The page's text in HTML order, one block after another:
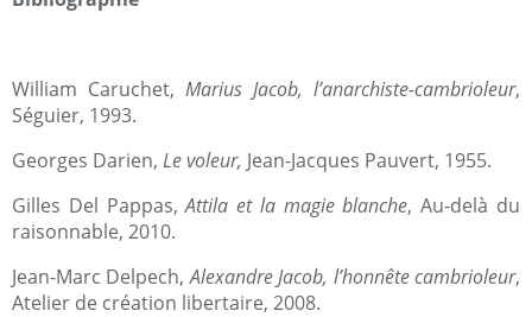
William Caruchet, Marius Jacob, l’anarchiste-cambrioleur,
Séguier, 1993.
Georges Darien, Le voleur, Jean-Jacques Pauvert, 1955.
Gilles Del Pappas,Attila et la magie blanche, Au-delà du
raisonnable, 2010.
Jean-Marc Delpech,Alexandre Jacob, l’honnête cambrioleur,
Atelier de création libertaire, 2008.